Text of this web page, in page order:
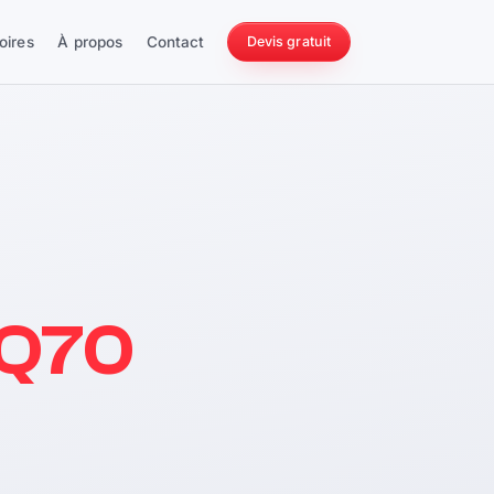
À propos Contact Devis gratuit